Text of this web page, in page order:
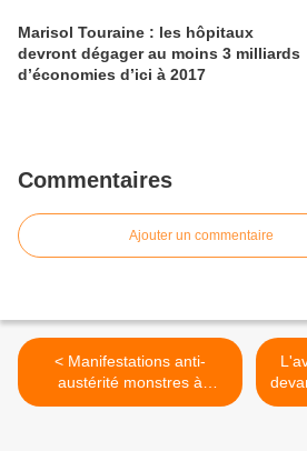
Marisol Touraine : les hôpitaux
devront dégager au moins 3 milliards
d’économies d’ici à 2017
Commentaires
Ajouter un commentaire
< Manifestations anti-
austérité monstres à
Bruxelles